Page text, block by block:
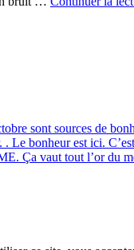
sont sources de
bonheur est ici.
Ça vaut tout l’or du